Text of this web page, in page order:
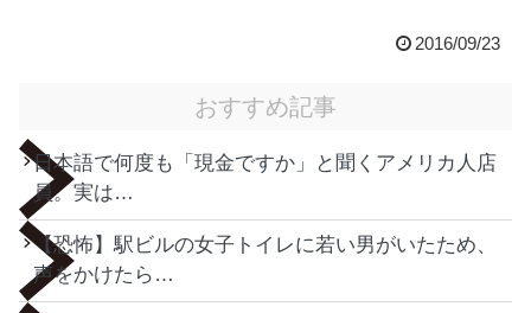
2016/09/23
おすすめ記事
日本語で何度も「現金ですか」と聞くアメリカ人店
員。実は…
【恐怖】駅ビルの女子トイレに若い男がいたため、
声をかけたら…